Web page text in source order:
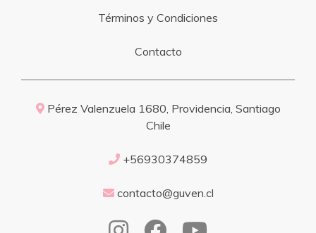
Términos y Condiciones
Contacto
Pérez Valenzuela 1680, Providencia, Santiago
Chile
+56930374859
contacto@guven.cl